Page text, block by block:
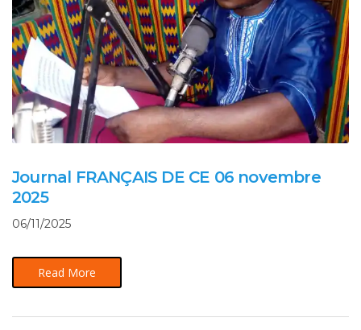
Journal FRANÇAIS DE CE 06 novembre
2025
06/11/2025
Read More